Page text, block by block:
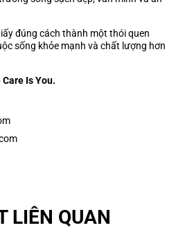
đúng cách thành một thói quen
sống khỏe mạnh và chất lượng hơn
Is You.
LIÊN QUAN